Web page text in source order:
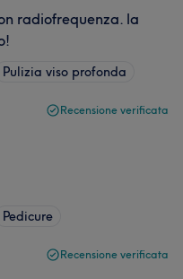
radiofrequenza. la
Pulizia viso profonda
Recensione verificata
Pedicure
Recensione verificata